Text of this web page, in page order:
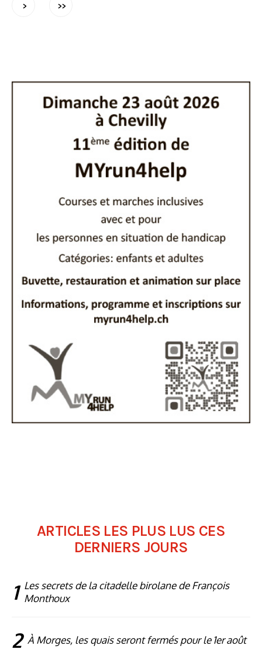
> >>
ARTICLES LES PLUS LUS CES
DERNIERS JOURS
1 Les secrets de la citadelle birolane de François
Monthoux
2 À Morges, les quais seront fermés pour le 1er août